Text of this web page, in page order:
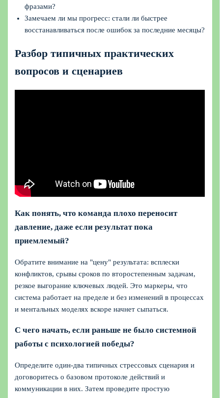
фразами?
Замечаем ли мы прогресс: стали ли быстрее
восстанавливаться после ошибок за последние месяцы?
Разбор типичных практических
вопросов и сценариев
Как понять, что команда плохо переносит
давление, даже если результат пока
приемлемый?
Обратите внимание на "цену" результата: всплески
конфликтов, срывы сроков по второстепенным задачам,
резкое выгорание ключевых людей. Это маркеры, что
система работает на пределе и без изменений в процессах
и ментальных моделях вскоре начнет сыпаться.
С чего начать, если раньше не было системной
работы с психологией победы?
Определите один‑два типичных стрессовых сценария и
договоритесь о базовом протоколе действий и
коммуникации в них. Затем проведите простую